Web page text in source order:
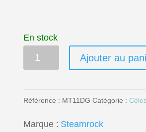
En stock
MT-
11
Lunaire
Précision
Ajouter au
Référence : MT11DG Catégorie :
Marque : Steamrock